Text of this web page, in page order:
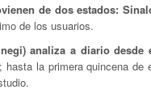
de dos estados:
de los usuarios.
analiza a diario desde
la primera quincena de